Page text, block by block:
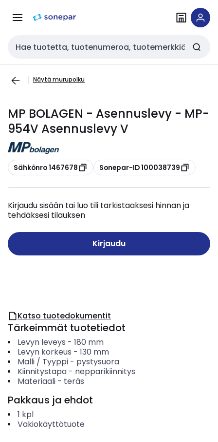
navigointiinsisältöön
Haku
Näytä murupolku
MP BOLAGEN - Asennuslevy - MP-
954V Asennuslevy V
Kopioi
Sähkönro 1467678 Kopioi
Sonepar-ID 100038739
Kirjaudu sisään tai luo tili tarkistaaksesi hinnan ja
tehdäksesi tilauksen
Kirjaudu
Katso tuotedokumentit
Tärkeimmät tuotetiedot
Levyn leveys - 180 mm
Levyn korkeus - 130 mm
Malli / Tyyppi- pystysuora
Kiinnitystapa- nepparikiinnitys
Materiaali- teräs
Pakkaus ja ehdot
1 kpl
Vakiokäyttötuote